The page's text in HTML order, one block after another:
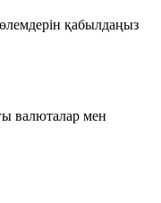
қабылдаңыз
валюталар мен